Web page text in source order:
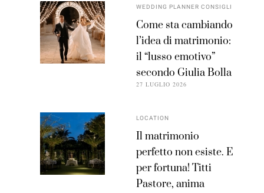
WEDDING PLANNER CONSIGLI
Come sta cambiando
l’idea di matrimonio:
il “lusso emotivo”
secondo Giulia Bolla
27 LUGLIO 2026
LOCATION
Il matrimonio
perfetto non esiste. E
per fortuna! Titti
Pastore, anima